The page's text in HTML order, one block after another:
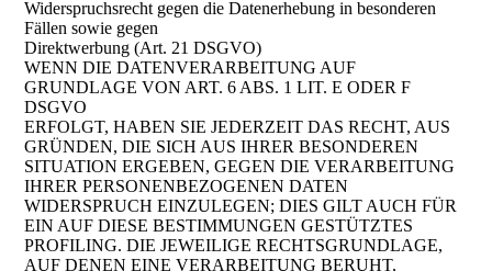
Widerspruchsrecht gegen die Datenerhebung in besonderen
Fällen sowie gegen
Direktwerbung (Art. 21 DSGVO)
WENN DIE DATENVERARBEITUNG AUF
GRUNDLAGE VON ART. 6 ABS. 1 LIT. E ODER F
DSGVO
ERFOLGT, HABEN SIE JEDERZEIT DAS RECHT, AUS
GRÜNDEN, DIE SICH AUS IHRER BESONDEREN
SITUATION ERGEBEN, GEGEN DIE VERARBEITUNG
IHRER PERSONENBEZOGENEN DATEN
WIDERSPRUCH EINZULEGEN; DIES GILT AUCH FÜR
EIN AUF DIESE BESTIMMUNGEN GESTÜTZTES
PROFILING. DIE JEWEILIGE RECHTSGRUNDLAGE,
AUF DENEN EINE VERARBEITUNG BERUHT,